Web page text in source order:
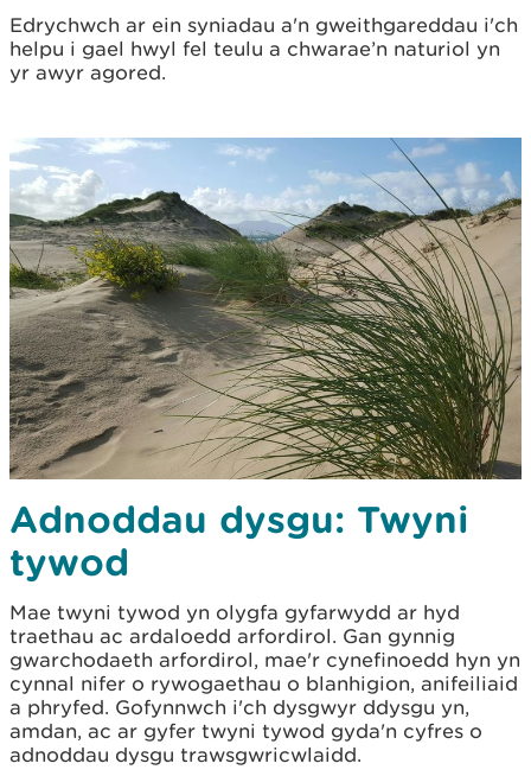
Edrychwch ar ein syniadau a'n gweithgareddau i'ch
helpu i gael hwyl fel teulu a chwarae’n naturiol yn
yr awyr agored.
Adnoddau dysgu: Twyni
tywod
Mae twyni tywod yn olygfa gyfarwydd ar hyd
traethau ac ardaloedd arfordirol. Gan gynnig
gwarchodaeth arfordirol, mae'r cynefinoedd hyn yn
cynnal nifer o rywogaethau o blanhigion, anifeiliaid
a phryfed. Gofynnwch i'ch dysgwyr ddysgu yn,
amdan, ac ar gyfer twyni tywod gyda'n cyfres o
adnoddau dysgu trawsgwricwlaidd.